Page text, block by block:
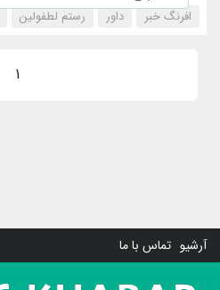
افرنگ خبر داور رستم لطفولین
1
آرشیو تماس با ما